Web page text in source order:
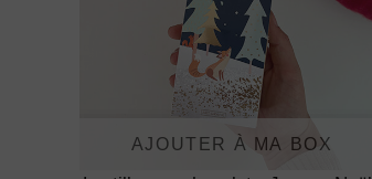
AJOUTER À MA BOX